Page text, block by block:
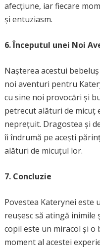
afecțiune, iar fiecare
și entuziasm.
6. Începutul unei Noi
Nașterea acestui
noi aventuri pentru
cu sine noi provocări și
petrecut alături de micuț
neprețuit. Dragostea și
îi îndrumă pe acești
alături de micuțul lor.
7. Concluzie
Povestea Katerynei este
reușesc să atingă inimile
copil este un miracol și o
moment al acestei